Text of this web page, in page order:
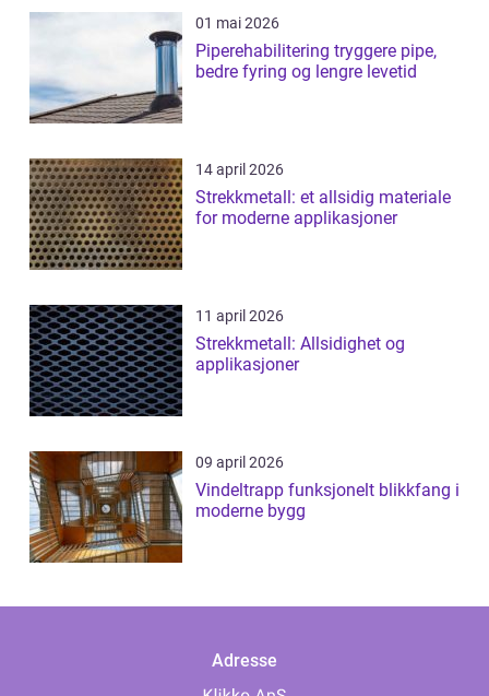
01 mai 2026
Piperehabilitering tryggere pipe,
bedre fyring og lengre levetid
14 april 2026
Strekkmetall: et allsidig materiale
for moderne applikasjoner
11 april 2026
Strekkmetall: Allsidighet og
applikasjoner
09 april 2026
Vindeltrapp funksjonelt blikkfang i
moderne bygg
Adresse